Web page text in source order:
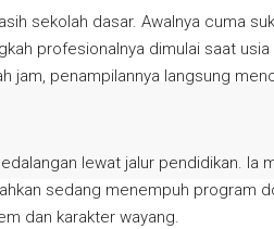
sekolah dasar. Awalnya cuma
profesionalnya dimulai saat
jam, penampilannya langsung
lewat jalur pendidikan.
sedang menempuh program
dan karakter wayang.